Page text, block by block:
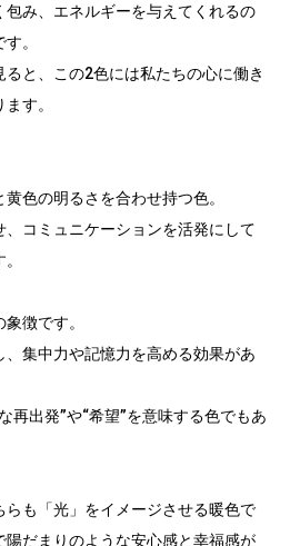
包み、エネルギーを与えてくれるの
。
と、この2色には私たちの心に働き
す。
色の明るさを合わせ持つ色。
、コミュニケーションを活発にして
徴です。
、集中力や記憶力を高める効果があ
再出発”や“希望”を意味する色でもあ
らも「光」をイメージさせる暖色で
だまりのような安心感と幸福感が